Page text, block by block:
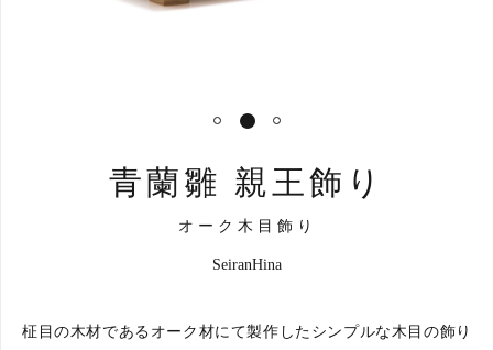
1 3
青蘭雛 親王飾り
オーク木目飾り
SeiranHina
柾目の木材であるオーク材にて製作したシンプルな木目の飾り
カートへ進む